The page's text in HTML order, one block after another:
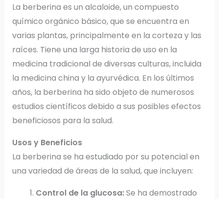
La berberina es un alcaloide, un compuesto
químico orgánico básico, que se encuentra en
varias plantas, principalmente en la corteza y las
raíces. Tiene una larga historia de uso en la
medicina tradicional de diversas culturas, incluida
la medicina china y la ayurvédica. En los últimos
años, la berberina ha sido objeto de numerosos
estudios científicos debido a sus posibles efectos
beneficiosos para la salud.
Usos y Beneficios
La berberina se ha estudiado por su potencial en
una variedad de áreas de la salud, que incluyen:
Control de la glucosa:Se ha demostrado